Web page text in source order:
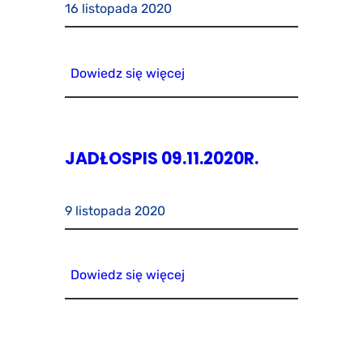
16 listopada 2020
Dowiedz się więcej
JADŁOSPIS 09.11.2020R.
9 listopada 2020
Dowiedz się więcej